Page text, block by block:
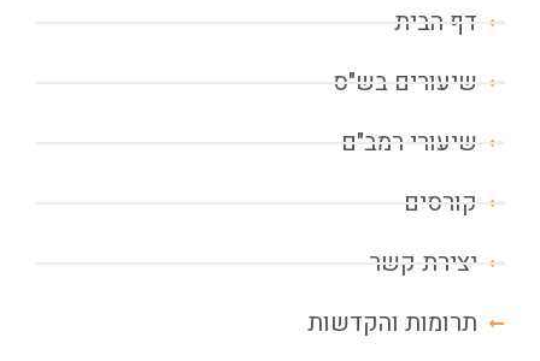
דף הבית
שיעורים בש"ס
שיעורי רמב"ם
קורסים
יצירת קשר
תרומות והקדשות